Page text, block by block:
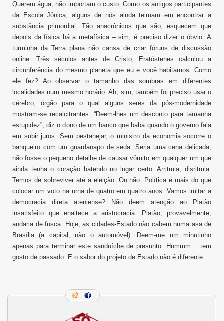
Querem água, não importam o custo. Como os antigos participantes
da Escola Jônica, alguns de nós ainda teimam em encontrar a
substância primordial. Tão anacrônicos que são, esquecem que
depois da física há a metafísica – sim, é preciso dizer o óbvio. A
turminha da Terra plana não cansa de criar fóruns de discussão
online. Três séculos antes de Cristo, Eratóstenes calculou a
circunferência do mesmo planeta que eu e você habitamos. Como
ele fez? Ao observar o tamanho das sombras em diferentes
localidades num mesmo horário. Ah, sim, também foi preciso usar o
cérebro, órgão para o qual alguns seres da pós-modernidade
mostram-se recalcitrantes. “Deem-lhes um desconto para tamanha
estupidez”, diz o dono de um banco que baba quando o governo fala
em subir juros. Sem pestanejar, o ministro da economia socorre o
banqueiro com um guardanapo de seda. Seria uma cena delicada,
não fosse o pequeno detalhe de causar vômito em qualquer um que
ainda tenha o coração batendo no lugar certo. Arritmia, disritmia.
Temos de sobreviver até a eleição. Ou não. Política é mais do que
colocar um voto na urna de quatro em quatro anos. Vamos imitar a
democracia direta ateniense? Não deem atenção ao Platão
insatisfeito que enaltece a aristocracia. Platão, provavelmente,
andaria de fusca. Hoje, as cidades-Estado não cabem numa asa de
Brasília (a capital, não o automóvel). Deem-me um minutinho
apenas para terminar este sanduíche de presunto. Hummm… tem
gosto de passado. E o sabor do projeto de Estado não é diferente.